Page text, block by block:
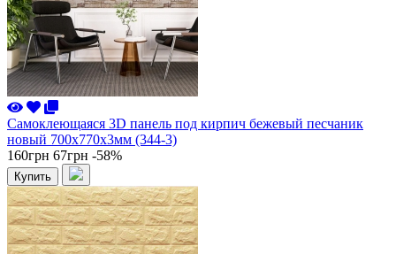
Самоклеющаяся 3D панель под кирпич бежевый песчаник
новый 700x770x3мм (344-3)
160грн 67грн -58%
Купить